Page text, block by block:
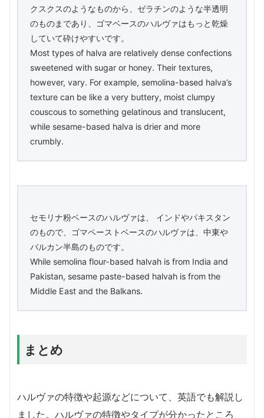
クスクスのようなものから、ゼラチンのような半透明
のものまであり、ゴマベースのハルヴァはもっと乾燥
していて砕けやすいです。
Most types of halva are relatively dense confections
sweetened with sugar or honey. Their textures,
however, vary. For example, semolina-based halva’s
texture can be like a very buttery, moist clumpy
couscous to something gelatinous and translucent,
while sesame-based halva is drier and more
crumbly.
セモリナ粉ベースのハルヴァは、 インドやパキスタン
のもので、ゴマペーストベースのハルヴァは、中東や
バルカン半島のものです。
While semolina flour-based halvah is from India and
Pakistan, sesame paste-based halvah is from the
Middle East and the Balkans.
まとめ
ハルヴァの特徴や起源などについて、英語でも解説し
ました。ハルヴァの特徴やタイプが分かったところ